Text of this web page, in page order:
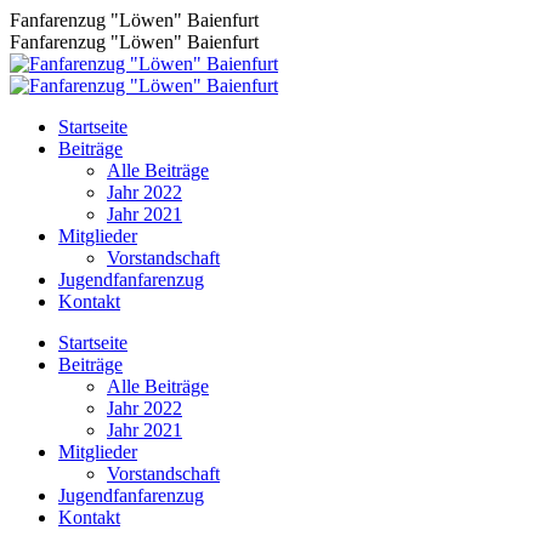
Zum
Inhalt
springen
Fanfarenzug "Löwen" Baienfurt
Fanfarenzug "Löwen" Baienfurt
Startseite
Beiträge
Alle Beiträge
Jahr 2022
Jahr 2021
Mitglieder
Vorstandschaft
Jugendfanfarenzug
Kontakt
Facebook
page
window
Startseite
Beiträge
Alle Beiträge
Jahr 2022
Jahr 2021
Mitglieder
Vorstandschaft
Jugendfanfarenzug
Kontakt